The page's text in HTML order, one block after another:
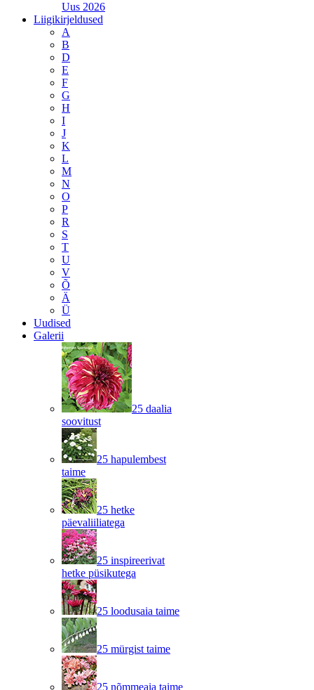
Uus 2026
Liigikirjeldused
A
B
D
E
F
G
H
I
J
K
L
M
N
O
P
R
S
T
U
V
Õ
Ä
Ü
Uudised
Galerii
25 daalia
soovitust
25 hapulembest
taime
25 hetke
päevaliiliatega
25 inspireerivat
hetke püsikutega
25 loodusaia taime
25 mürgist taime
25 nõmmeaia taime